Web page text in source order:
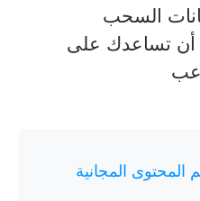
السحب
أن تساعدك على
المحتوى المجانية